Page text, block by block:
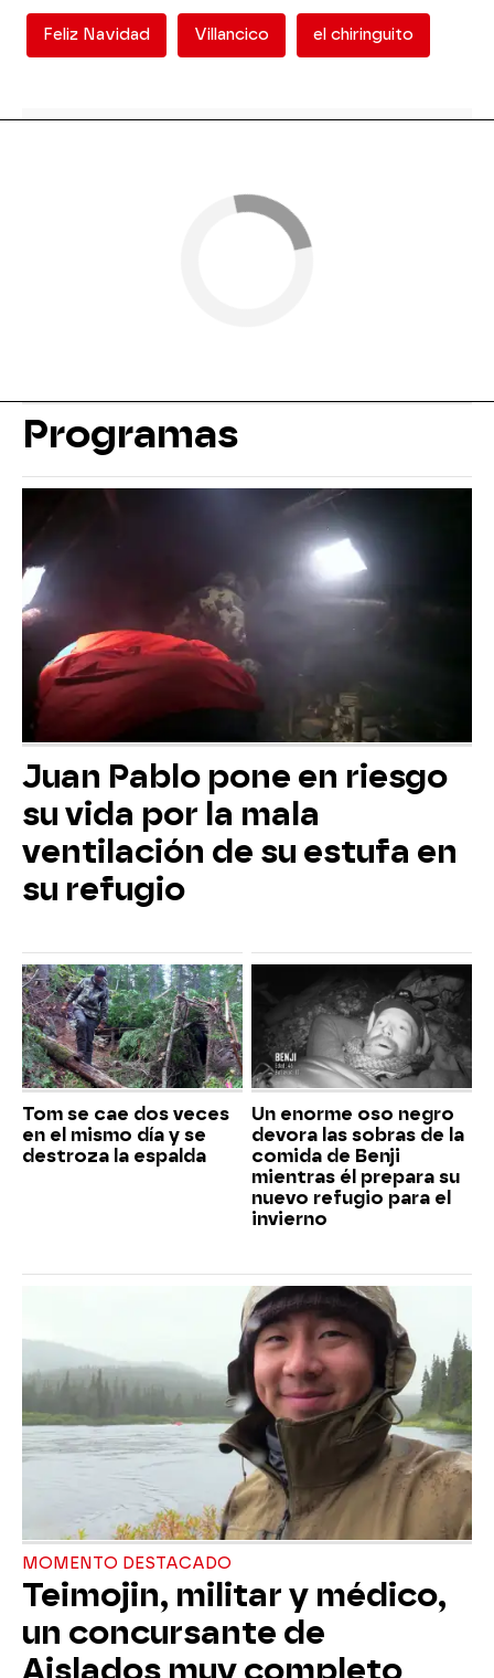
Feliz Navidad Villancico el chiringuito
Programas
Juan Pablo pone en riesgo
su vida por la mala
ventilación de su estufa en
su refugio
Tom se cae dos veces
en el mismo día y se
destroza la espalda
Un enorme oso negro
devora las sobras de la
comida de Benji
mientras él prepara su
nuevo refugio para el
invierno
MOMENTO DESTACADO
Teimojin, militar y médico,
un concursante de
Aislados muy completo